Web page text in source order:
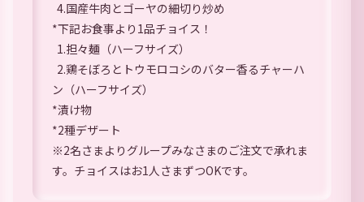
4.国産牛肉とゴーヤの細切り炒め
*下記お食事より1品チョイス！
1.担々麺（ハーフサイズ）
2.鶏そぼろとトウモロコシのバター香るチャーハ
ン（ハーフサイズ）
*漬け物
*2種デザート
※2名さまよりグループみなさまのご注文で承れま
す。チョイスはお1人さまずつOKです。